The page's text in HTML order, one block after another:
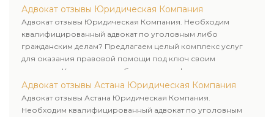
юридических лиц. Индивидуальный подход к каждому
клиенту.
Адвокат отзывы Юридическая Компания
Адвокат отзывы Юридическая Компания. Необходим
квалифицированный адвокат по уголовным либо
гражданским делам? Предлагаем целый комплекс услуг
для оказания правовой помощи под ключ своим
клиентам. Комплексное обслуживание физических и
юридических лиц. Индивидуальный подход к каждому
клиенту.
Адвокат отзывы Астана Юридическая Компания
Адвокат отзывы Астана Юридическая Компания.
Необходим квалифицированный адвокат по уголовным